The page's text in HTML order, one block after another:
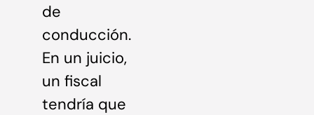
de
conducción.
En un juicio,
un fiscal
tendría que